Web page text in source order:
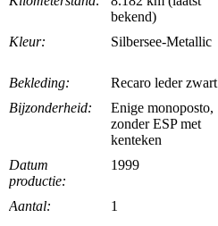
bekend)
Kleur:
Silbersee-Metallic
Bekleding:
Recaro leder zwart
Bijzonderheid:
Enige monoposto,
zonder ESP met
kenteken
Datum
productie:
1999
Aantal: 1